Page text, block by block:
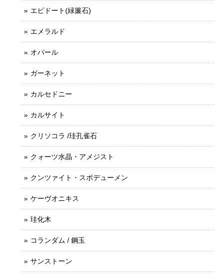
エピドート(緑簾石)
エメラルド
オパール
ガーネット
カルセドニー
カルサイト
クリソコラ /珪孔雀石
クォーツ水晶・アメジスト
クンツァイト・スポデューメン
ケーヴオニキス
珪化木
コランダム / 鋼玉
サンストーン